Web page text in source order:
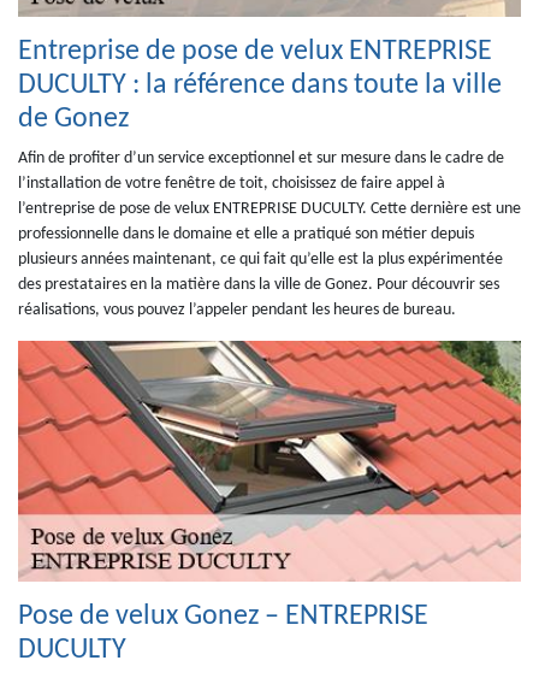
Entreprise de pose de velux ENTREPRISE
DUCULTY : la référence dans toute la ville
de Gonez
Afin de profiter d’un service exceptionnel et sur mesure dans le cadre de
l’installation de votre fenêtre de toit, choisissez de faire appel à
l’entreprise de pose de velux ENTREPRISE DUCULTY. Cette dernière est une
professionnelle dans le domaine et elle a pratiqué son métier depuis
plusieurs années maintenant, ce qui fait qu’elle est la plus expérimentée
des prestataires en la matière dans la ville de Gonez. Pour découvrir ses
réalisations, vous pouvez l’appeler pendant les heures de bureau.
Pose de velux Gonez – ENTREPRISE
DUCULTY